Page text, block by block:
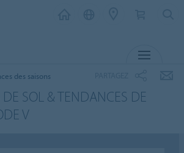
des saisons
SOL & TENDANCES DE
V